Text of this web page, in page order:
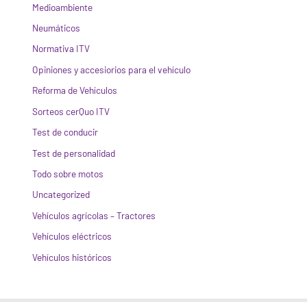
Medioambiente
Neumáticos
Normativa ITV
Opiniones y accesiorios para el vehículo
Reforma de Vehículos
Sorteos cerQuo ITV
Test de conducir
Test de personalidad
Todo sobre motos
Uncategorized
Vehículos agrícolas – Tractores
Vehículos eléctricos
Vehículos históricos